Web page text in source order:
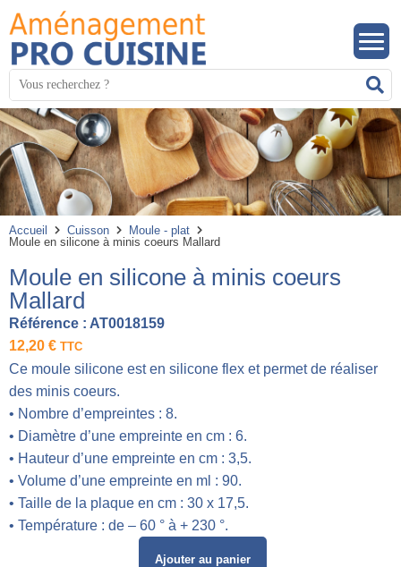
Mots
clés
:
Accueil Cuisson
Moule - plat
Moule en silicone à minis coeurs Mallard
Moule en silicone à minis coeurs
Mallard
Référence : AT0018159
12,20 € TTC
Ce moule silicone est en silicone flex et permet de réaliser
des minis coeurs.
• Nombre d’empreintes : 8.
• Diamètre d’une empreinte en cm : 6.
• Hauteur d’une empreinte en cm : 3,5.
• Volume d’une empreinte en ml : 90.
• Taille de la plaque en cm : 30 x 17,5.
• Température : de – 60 ° à + 230 °.
Ajouter au panier
Panneau de gestion des cookies